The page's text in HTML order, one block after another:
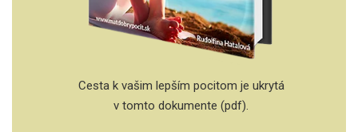
Cesta k vašim lepším pocitom je ukrytá
v tomto dokumente (pdf).